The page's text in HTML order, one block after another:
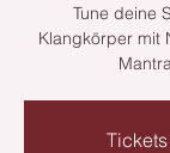
Tune deine
Klangkörper mit